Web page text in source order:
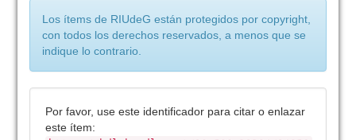
Los ítems de RIUdeG están protegidos por copyright,
con todos los derechos reservados, a menos que se
indique lo contrario.
Por favor, use este identificador para citar o enlazar
este ítem: